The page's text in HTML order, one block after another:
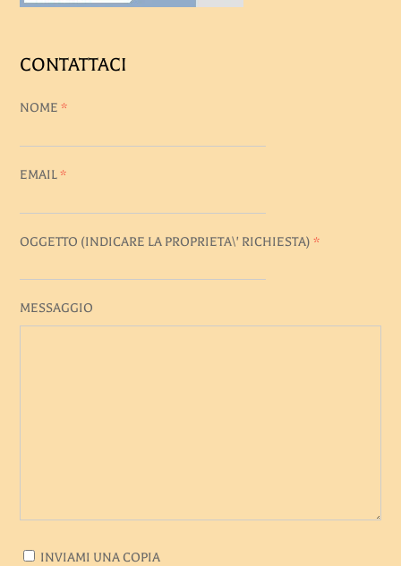
CONTATTACI
NOME*
EMAIL*
OGGETTO (INDICARE LA PROPRIETA\' RICHIESTA)*
MESSAGGIO
INVIAMI UNA COPIA